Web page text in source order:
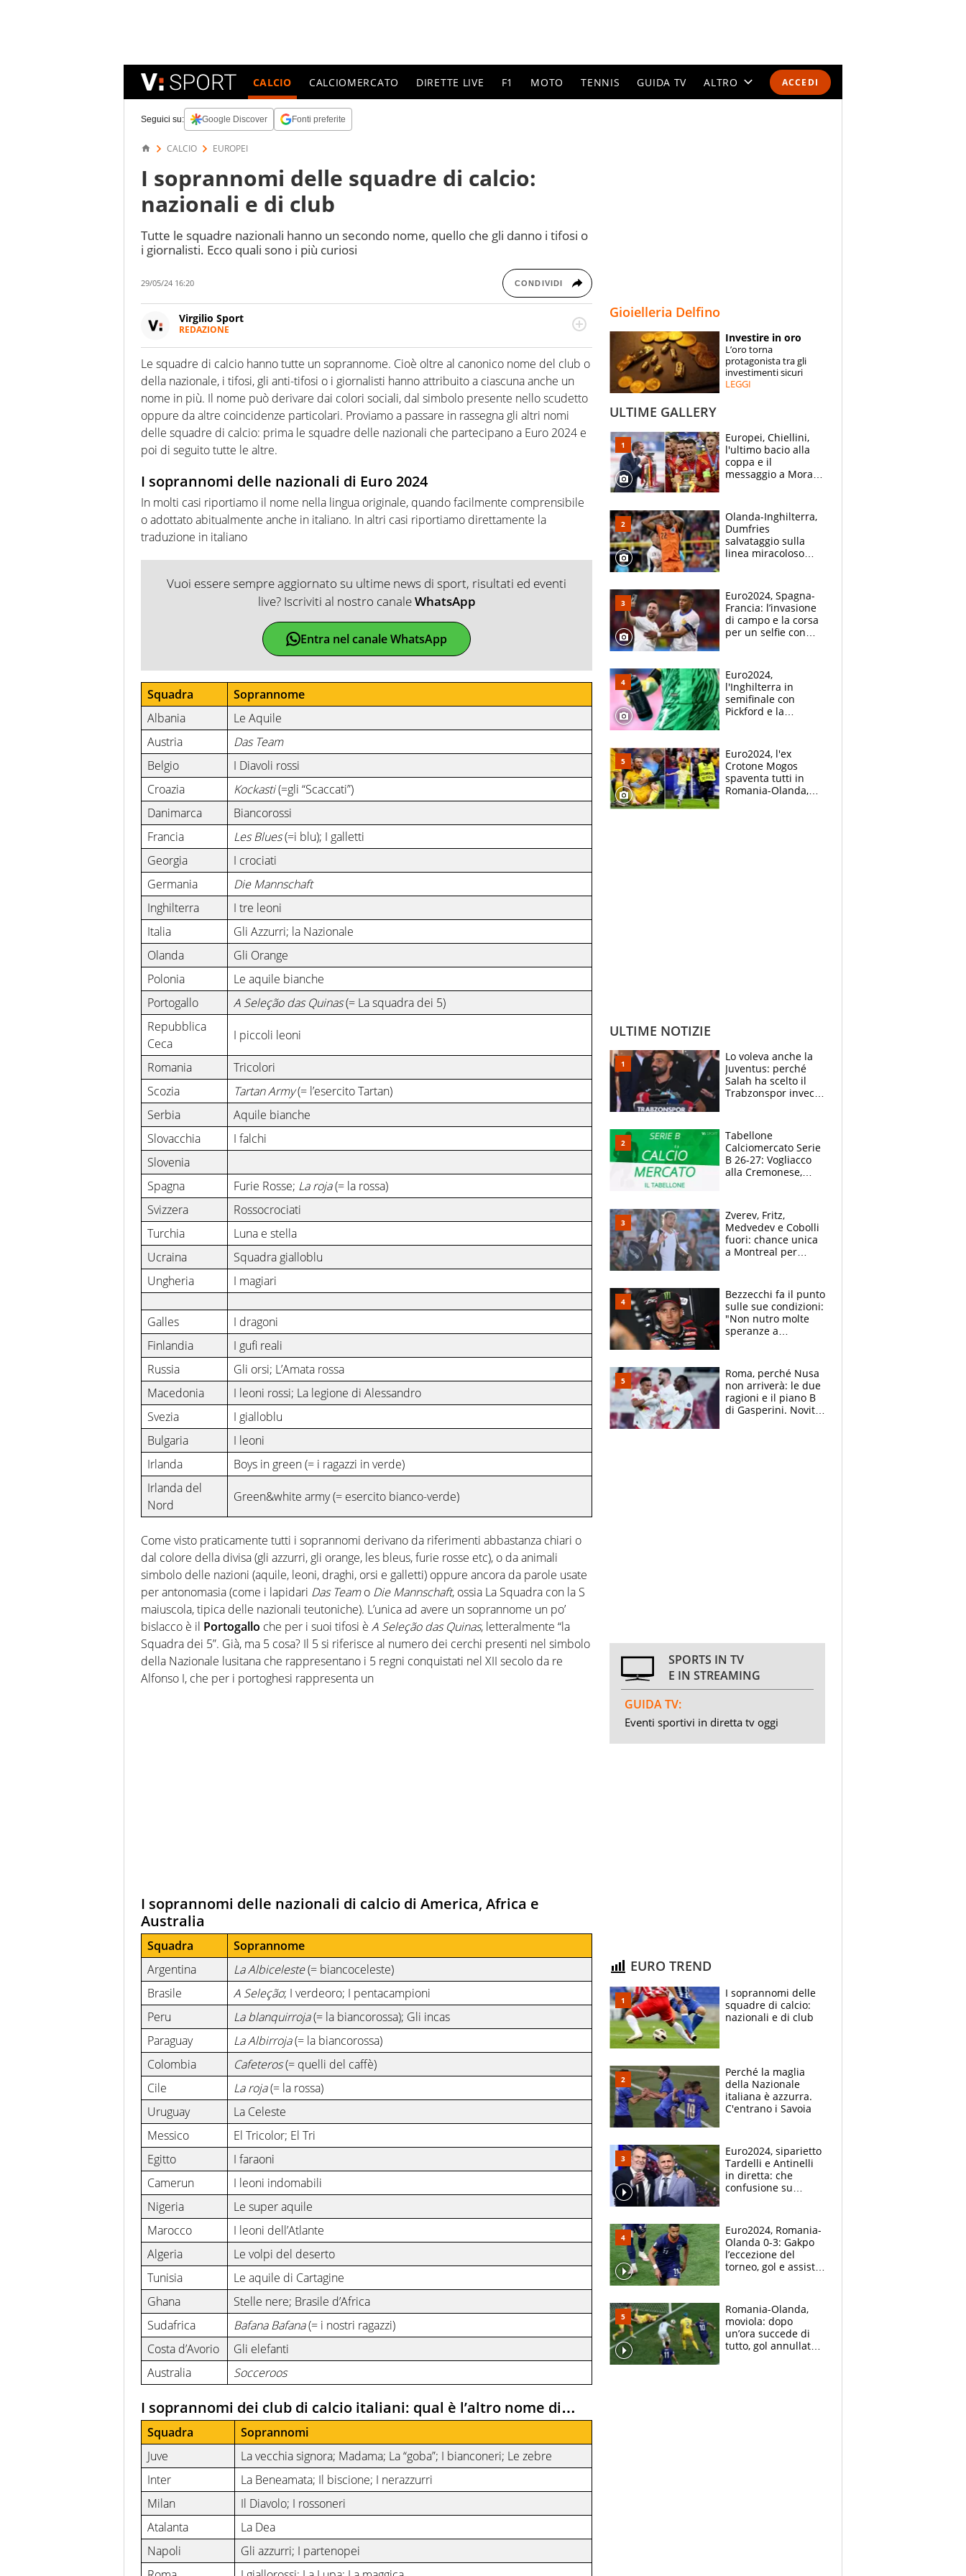
ACCEDI
CALCIO CALCIOMERCATO DIRETTE LIVE F1 MOTO TENNIS GUIDA TV ALTRO
SPECIALI
ESPERTI
Seguici su: Google Discover Fonti preferite
CALCIO EUROPEI
I soprannomi delle squadre di calcio:
nazionali e di club
Tutte le squadre nazionali hanno un secondo nome, quello che gli danno i tifosi o
i giornalisti. Ecco quali sono i più curiosi
29/05/24 16:20 CONDIVIDI
Virgilio Sport
REDAZIONE
sport. Calcio, calciomercato, F1, Motomondiale ma anche tennis, volley, basket: su
Virgilio Sport i tifosi e gli appassionati sanno che troveranno sempre copertura
completa e zero faziosità. La squadra di Virgilio Sport è formata da giornalisti ed
esperti di sport abili sia nel gioco di rimessa quando intercettano le notizie e le
rilanciano verso la rete, sia nella costruzione dal basso quando creano contenuti
100% originali ed esclusivi.
Le squadre di calcio hanno tutte un soprannome. Cioè oltre al canonico nome del club o
della nazionale, i tifosi, gli anti-tifosi o i giornalisti hanno attribuito a ciascuna anche un
nome in più. Il nome può derivare dai colori sociali, dal simbolo presente nello scudetto
oppure da altre coincidenze particolari. Proviamo a passare in rassegna gli altri nomi
delle squadre di calcio: prima le squadre delle nazionali che partecipano a Euro 2024 e
poi di seguito tutte le altre.
I soprannomi delle nazionali di Euro 2024
In molti casi riportiamo il nome nella lingua originale, quando facilmente comprensibile
o adottato abitualmente anche in italiano. In altri casi riportiamo direttamente la
traduzione in italiano
Vuoi essere sempre aggiornato su ultime news di sport, risultati ed eventi
live? Iscriviti al nostro canaleWhatsApp
Entra nel canale WhatsApp
Squadra
Soprannome
Albania
Le Aquile
Austria
Das Team
Belgio
I Diavoli rossi
Croazia
Kockasti(=gli “Scaccati”)
Danimarca
Biancorossi
Francia
Les Blues(=i blu); I galletti
Georgia
I crociati
Germania
Die Mannschaft
Inghilterra
I tre leoni
Italia
Gli Azzurri; la Nazionale
Olanda
Gli Orange
Polonia
Le aquile bianche
Portogallo
A Seleção das Quinas(= La squadra dei 5)
Repubblica
Ceca
I piccoli leoni
Romania
Tricolori
Scozia
Tartan Army(= l’esercito Tartan)
Serbia
Aquile bianche
Slovacchia
I falchi
Slovenia
Spagna
Furie Rosse; La roja(= la rossa)
Svizzera
Rossocrociati
Turchia
Luna e stella
Ucraina
Squadra gialloblu
Ungheria
I magiari
Galles
I dragoni
Finlandia
I gufi reali
Russia
Gli orsi; L’Amata rossa
Macedonia
I leoni rossi; La legione di Alessandro
Svezia
I gialloblu
Bulgaria
I leoni
Irlanda
Boys in green (= i ragazzi in verde)
Irlanda del
Nord
Green&white army (= esercito bianco-verde)
Come visto praticamente tutti i soprannomi derivano da riferimenti abbastanza chiari o
dal colore della divisa (gli azzurri, gli orange, les bleus, furie rosse etc), o da animali
simbolo delle nazioni (aquile, leoni, draghi, orsi e galletti) oppure ancora da parole usate
per antonomasia (come i lapidari Das Teamo Die Mannschaft, ossia La Squadra con la S
maiuscola, tipica delle nazionali teutoniche). L’unica ad avere un soprannome un po’
bislacco è il Portogallo che per i suoi tifosi è A Seleção das Quinas, letteralmente “la
Squadra dei 5”. Già, ma 5 cosa? Il 5 si riferisce al numero dei cerchi presenti nel simbolo
della Nazionale lusitana che rappresentano i 5 regni conquistati nel XII secolo da re
Alfonso I, che per i portoghesi rappresenta un
I soprannomi delle nazionali di calcio di America, Africa e
Australia
Squadra
Soprannome
Argentina
La Albiceleste(= biancoceleste)
Brasile
A Seleção; I verdeoro; I pentacampioni
Peru
La blanquirroja(= la biancorossa); Gli incas
Paraguay
La Albirroja(= la biancorossa)
Colombia
Cafeteros(= quelli del caffè)
Cile
La roja(= la rossa)
Uruguay
La Celeste
Messico
El Tricolor; El Tri
Egitto
I faraoni
Camerun
I leoni indomabili
Nigeria
Le super aquile
Marocco
I leoni dell’Atlante
Algeria
Le volpi del deserto
Tunisia
Le aquile di Cartagine
Ghana
Stelle nere; Brasile d’Africa
Sudafrica
Bafana Bafana(= i nostri ragazzi)
Costa d’Avorio
Gli elefanti
Australia
Socceroos
I soprannomi dei club di calcio italiani: qual è l’altro nome di…
Squadra
Soprannomi
Juve
La vecchia signora; Madama; La “goba”; I bianconeri; Le zebre
Inter
La Beneamata; Il biscione; I nerazzurri
Milan
Il Diavolo; I rossoneri
Atalanta
La Dea
Napoli
Gli azzurri; I partenopei
Gioielleria Delfino
Investire in oro
L’oro torna
protagonista tra gli
investimenti sicuri
LEGGI
ULTIME GALLERY
Europei, Chiellini,
l'ultimo bacio alla
coppa e il
messaggio a Morata
inglesi
Olanda-Inghilterra,
Dumfries
salvataggio sulla
linea miracoloso
montagne russe
Euro2024, Spagna-
Francia: l’invasione
di campo e la corsa
per un selfie con
Euro2024,
l'Inghilterra in
semifinale con
Pickford e la
tuffati a sinistra"
Euro2024, l'ex
Crotone Mogos
spaventa tutti in
Romania-Olanda,
ULTIME NOTIZIE
Lo voleva anche la
Juventus: perché
Salah ha scelto il
Trabzonspor invece
Tabellone
Calciomercato Serie
B 26-27: Vogliacco
alla Cremonese,
Zverev, Fritz,
Medvedev e Cobolli
fuori: chance unica
a Montreal per
attacca le palline
Bezzecchi fa il punto
sulle sue condizioni:
"Non nutro molte
speranze a
da Aragon
Roma, perché Nusa
non arriverà: le due
ragioni e il piano B
di Gasperini. Novità
SPORTS IN TV
E IN STREAMING
GUIDA TV:
Eventi sportivi in diretta tv oggi
EURO TREND
I soprannomi delle
squadre di calcio:
nazionali e di club
Perché la maglia
della Nazionale
italiana è azzurra.
C'entrano i Savoia
Euro2024, siparietto
Tardelli e Antinelli
in diretta: che
confusione su
Euro2024, Romania-
Olanda 0-3: Gakpo
l’eccezione del
torneo, gol e assist
Romania-Olanda,
moviola: dopo
un’ora succede di
tutto, gol annullato e